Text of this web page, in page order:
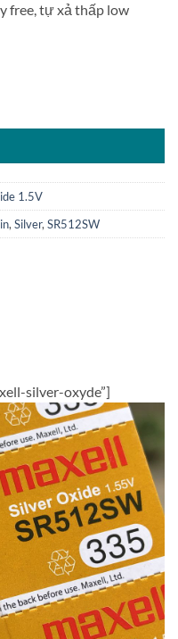
free, tự xả thấp low
1.5V
, Silver, SR512SW
silver-oxyde”]